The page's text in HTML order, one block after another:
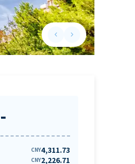
keyboard_arrow_leftPrevious slide
keyboard_arrow_rightNext slide
-
CNY4,311.73
CNY2,226.71